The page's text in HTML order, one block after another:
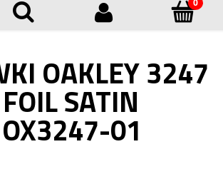
OAKLEY 3247
SATIN
01